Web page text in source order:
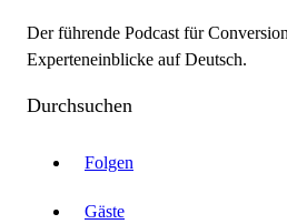
Der führende Podcast für
Experteneinblicke auf Deutsch.
Durchsuchen
Folgen
Gäste